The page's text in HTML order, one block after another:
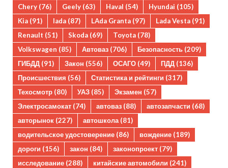
Chery (76) Geely (63) Haval (54) Hyundai (105)
Kia (91) lada (87) LAda Granta (97) Lada Vesta (91)
Renault (51) Skoda (69) Toyota (78)
Volkswagen (85) Автоваз (706) Безопасность (209)
ГИБДД (91) Закон (556) ОСАГО (49) ПДД (136)
Происшествия (56) Статистика и рейтинги (317)
Техосмотр (80) УАЗ (85) Экзамен (57)
Электросамокат (74) автоваз (88) автозапчасти (68)
авторынок (227) автошкола(81)
водительское удостоверение (86) вождение (189)
дороги (156) закон (84) законопроект (79)
исследование (288) китайские автомобили (241)